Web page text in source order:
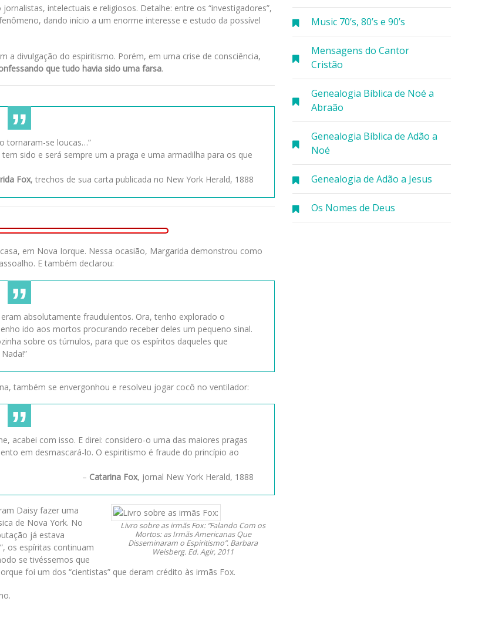
Music 70’s, 80’s e 90’s
Mensagens do Cantor
Cristão
Genealogia Bíblica de Noé a
Abraão
Genealogia Bíblica de Adão a
Noé
Genealogia de Adão a Jesus
Os Nomes de Deus
intelectuais e religiosos. Detalhe: entre os “investigadores”,
dando início a um enorme interesse e estudo da possível
a divulgação do espiritismo. Porém, em uma crise de consciência,
que tudo havia sido uma farsa.
tornaram-se loucas…”
sido e será sempre um a praga e uma armadilha para os que
Fox, trechos de sua carta publicada no New York Herald, 1888
em Nova Iorque. Nessa ocasião, Margarida demonstrou como
E também declarou:
absolutamente fraudulentos. Ora, tenho explorado o
ido aos mortos procurando receber deles um pequeno sinal.
sobre os túmulos, para que os espíritos daqueles que
também se envergonhou e resolveu jogar cocô no ventilador:
acabei com isso. E direi: considero-o uma das maiores pragas
em desmascará-lo. O espiritismo é fraude do princípio ao
– Catarina Fox, jornal New York Herald, 1888
Livro sobre as irmãs Fox: “Falando Com os
Mortos: as Irmãs Americanas Que
Disseminaram o Espiritismo”. Barbara
Weisberg. Ed. Agir, 2011
Daisy fazer uma
de Nova York. No
já estava
os espíritas continuam
se tivéssemos que
foi um dos “cientistas” que deram crédito às irmãs Fox.